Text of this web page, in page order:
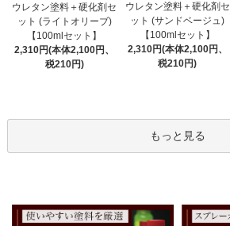
ウレタン塗料＋硬化剤セ
ット (ライトオリーブ)
【100mlセット】
2,310円(本体2,100円、
税210円)
ウレタン塗料＋硬化剤セ
ット (サンドベージュ)
【100mlセット】
2,310円(本体2,100円、
税210円)
もっと見る